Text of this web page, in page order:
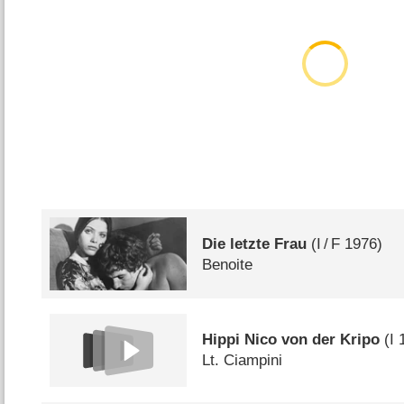
Die letzte Frau (I / F 1976)
Benoite
Hippi Nico von der Kripo (
Lt. Ciampini